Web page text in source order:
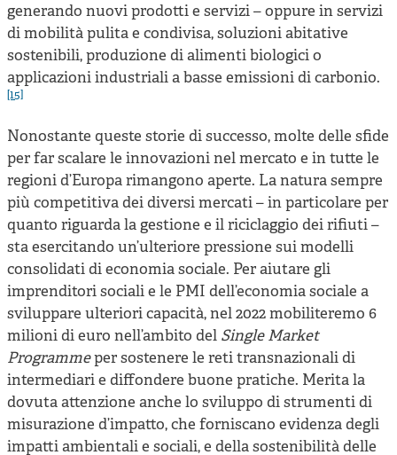
generando nuovi prodotti e servizi – oppure in servizi
di mobilità pulita e condivisa, soluzioni abitative
sostenibili, produzione di alimenti biologici o
applicazioni industriali a basse emissioni di carbonio.
[15]
Nonostante queste storie di successo, molte delle sfide
per far scalare le innovazioni nel mercato e in tutte le
regioni d’Europa rimangono aperte. La natura sempre
più competitiva dei diversi mercati – in particolare per
quanto riguarda la gestione e il riciclaggio dei rifiuti –
sta esercitando un’ulteriore pressione sui modelli
consolidati di economia sociale. Per aiutare gli
imprenditori sociali e le PMI dell’economia sociale a
sviluppare ulteriori capacità, nel 2022 mobiliteremo 6
milioni di euro nell’ambito del Single Market
Programmeper sostenere le reti transnazionali di
intermediari e diffondere buone pratiche. Merita la
dovuta attenzione anche lo sviluppo di strumenti di
misurazione d’impatto, che forniscano evidenza degli
impatti ambientali e sociali, e della sostenibilità delle